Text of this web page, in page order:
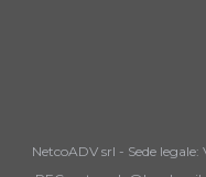
NetcoADV srl - Sede legale: